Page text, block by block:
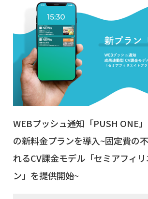
WEBプッシュ通知「PUSH ONE
の新料金プランを導入~固定費の
れるCV課金モデル「セミアフィ
ン」を提供開始~